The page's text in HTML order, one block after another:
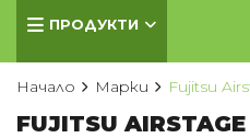
ПРОДУКТИ
Начало Марки Fujitsu
FUJITSU AIRSTAGE